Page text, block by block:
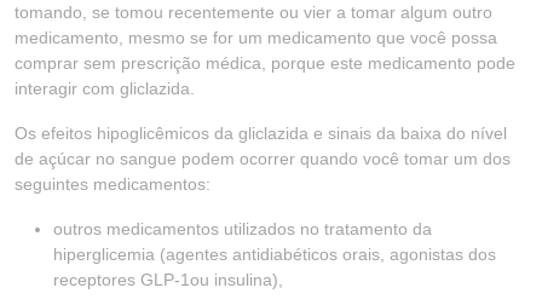
tomando, se tomou recentemente ou vier a tomar algum outro
medicamento, mesmo se for um medicamento que você possa
comprar sem prescrição médica, porque este medicamento pode
interagir com gliclazida.
Os efeitos hipoglicêmicos da gliclazida e sinais da baixa do nível
de açúcar no sangue podem ocorrer quando você tomar um dos
seguintes medicamentos:
outros medicamentos utilizados no tratamento da
hiperglicemia (agentes antidiabéticos orais, agonistas dos
receptores GLP-1ou insulina),